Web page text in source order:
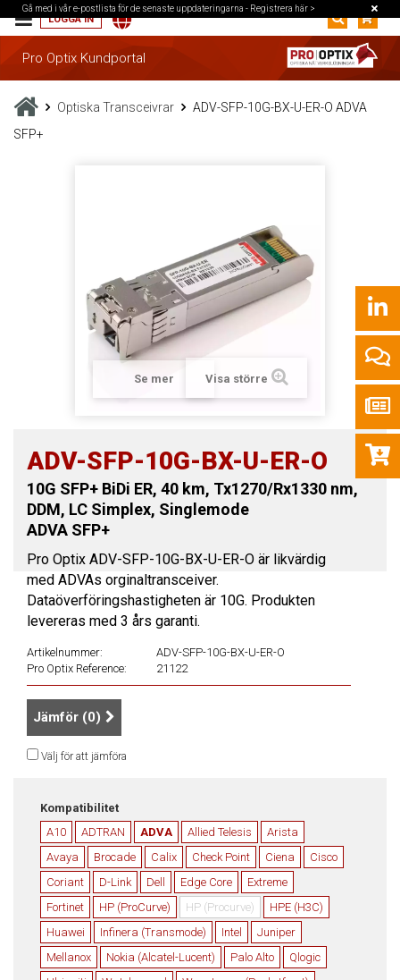
Gå med i vår e-postlista för de senaste uppdateringarna - Registrera här >
LOGGA IN
Pro Optix Kundportal
Optiska Transceivrar
ADV-SFP-10G-BX-U-ER-O ADVA
SFP+
Se mer Visa större
ADV-SFP-10G-BX-U-ER-O
10G SFP+ BiDi ER, 40 km, Tx1270/Rx1330 nm,
DDM, LC Simplex, Singlemode
ADVA SFP+
Pro Optix ADV-SFP-10G-BX-U-ER-O är likvärdig
med ADVAs orginaltransceiver.
Dataöverföringshastigheten är 10G. Produkten
levereras med 3 års garanti.
Artikelnummer:
ADV-SFP-10G-BX-U-ER-O
Pro Optix Reference:
21122
Jämför (0)
Välj för att jämföra
Kompatibilitet
A10
ADTRAN ADVA Allied Telesis
Arista
Avaya
Brocade Calix Check Point Ciena
Cisco
Coriant
D-Link Dell Edge Core
Extreme
Fortinet
HP (ProCurve) HP (Procurve)
HPE (H3C)
Huawei
Infinera (Transmode) Intel
Juniper
Mellanox
Nokia (Alcatel-Lucent) Palo Alto
Qlogic